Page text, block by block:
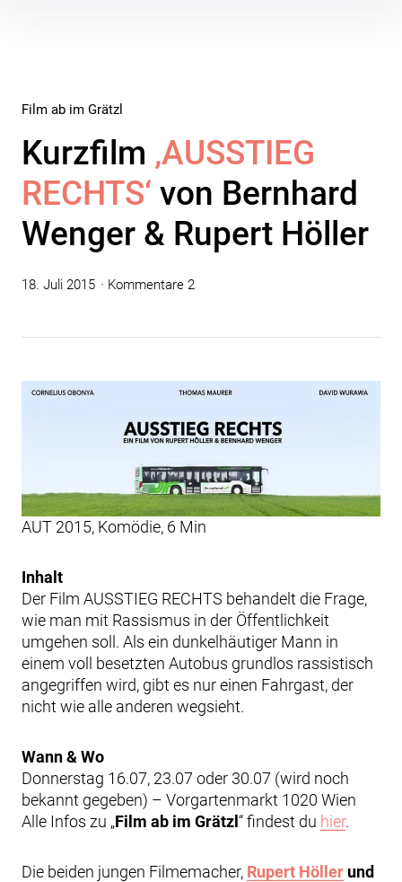
Film ab im Grätzl
Kurzfilm ‚AUSSTIEG
RECHTS‘ von Bernhard
Wenger & Rupert Höller
18. Juli 2015 Kommentare 2
AUT 2015, Komödie, 6 Min
Inhalt
Der Film AUSSTIEG RECHTS behandelt die Frage,
wie man mit Rassismus in der Öffentlichkeit
umgehen soll. Als ein dunkelhäutiger Mann in
einem voll besetzten Autobus grundlos rassistisch
angegriffen wird, gibt es nur einen Fahrgast, der
nicht wie alle anderen wegsieht.
Wann & Wo
Donnerstag 16.07, 23.07 oder 30.07 (wird noch
bekannt gegeben) – Vorgartenmarkt 1020 Wien
Alle Infos zu „Film ab im Grätzl“ findest du hier.
Die beiden jungen Filmemacher, Rupert Höller und